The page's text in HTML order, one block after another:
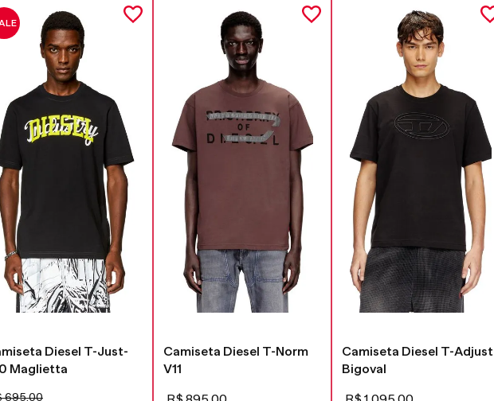
Diesel T-Just-
Maglietta
695,00
Camiseta Diesel T-Norm
V11
Camiseta Diesel T-Adjust
Bigoval